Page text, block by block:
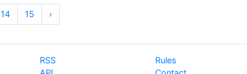
14 15 ›
RSS
Rules